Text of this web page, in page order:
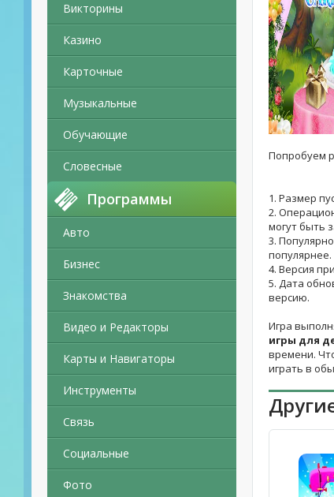
Викторины
Казино
Карточные
Музыкальные
Обучающие
Словесные
Программы
Авто
Бизнес
Знакомства
Видео и Редакторы
Карты и Навигаторы
Инструменты
Связь
Социальные
Фото
Попробуем
1. Размер
2.
могут быть
3.
популярнее.
4. Версия
5. Дата
версию.
Игра
игры для
времени.
играть в